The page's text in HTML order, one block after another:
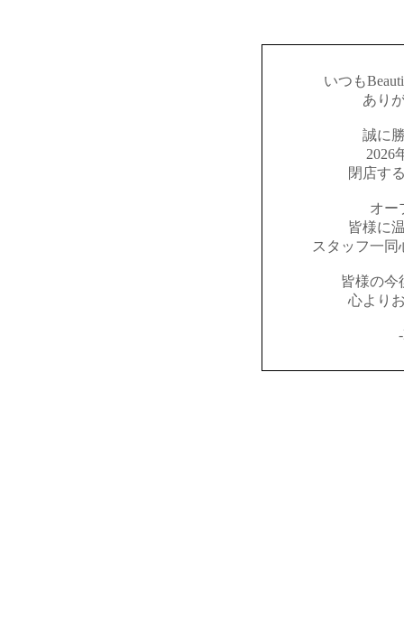
いつも
あり
誠に
2026
閉店す
オー
皆様に
スタッフ一
皆様の今
心より